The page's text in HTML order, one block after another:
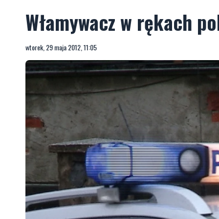
Włamywacz w rękach
wtorek, 29 maja 2012, 11:05